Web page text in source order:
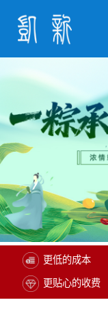
更低的成本
更贴心的收费